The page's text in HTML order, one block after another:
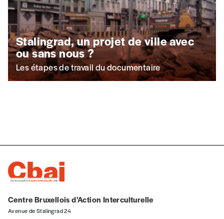
Stalingrad, un projet de ville avec
ou sans nous ?
Les étapes de travail du documentaire
Centre Bruxellois d’Action Interculturelle
Avenue de Stalingrad 24